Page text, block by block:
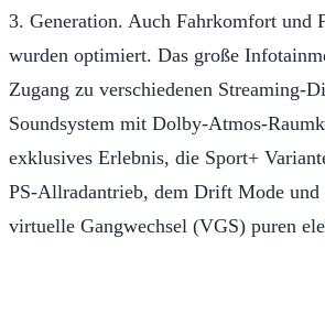
3. Generation. Auch Fahrkomfort und
wurden optimiert. Das große
Zugang zu verschiedenen Streaming-
Soundsystem mit Dolby-Atmos-
exklusives Erlebnis, die Sport+
PS-Allradantrieb, dem Drift Mode und
virtuelle Gangwechsel (VGS) puren